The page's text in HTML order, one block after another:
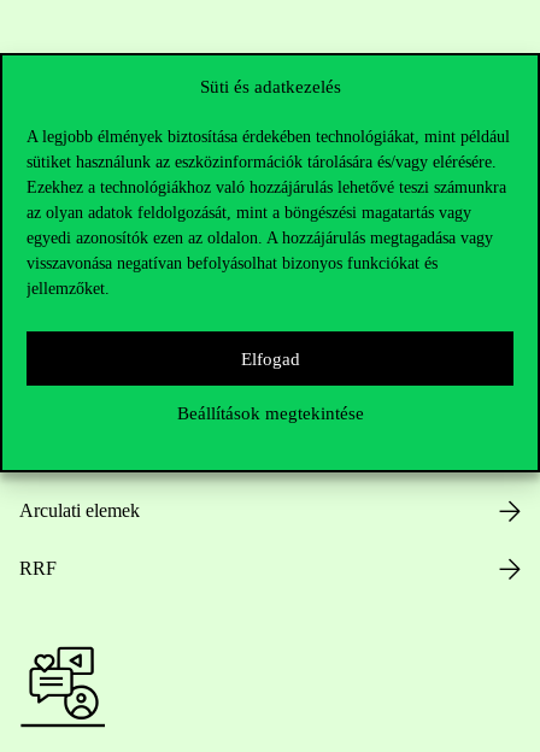
Süti és adatkezelés
A legjobb élmények biztosítása érdekében technológiákat, mint például
sütiket használunk az eszközinformációk tárolására és/vagy elérésére.
Ezekhez a technológiákhoz való hozzájárulás lehetővé teszi számunkra
az olyan adatok feldolgozását, mint a böngészési magatartás vagy
egyedi azonosítók ezen az oldalon. A hozzájárulás megtagadása vagy
visszavonása negatívan befolyásolhat bizonyos funkciókat és
jellemzőket.
Elfogad
Beállítások megtekintése
Hasznos linkek
Nyitvatartás
Házirend
Arculati elemek
RRF